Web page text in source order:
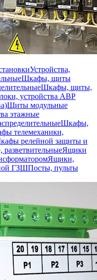
Устройства,
Шкафы, щиты
Шкафы, щиты,
устройства АВР
Щиты модульные
этажные
Шкафы,
телемеханики,
релейной защиты и
Ящики
Ящики,
ГЗШПосты, пульты